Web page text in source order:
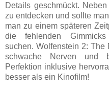
Details geschmückt.
zu entdecken und sollte
man zu einem späteren
die fehlenden Gimmicks
suchen. Wolfenstein 2:
schwache Nerven und
Perfektion inklusive
besser als ein Kinofilm!